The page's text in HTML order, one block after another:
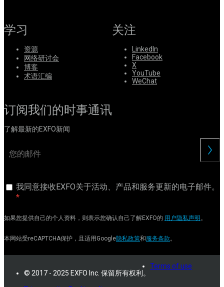
学习
资源
网络研讨会
博客
术语汇编
关注
LinkedIn
Facebook
X
YouTube
WeChat
订阅我们的时事通讯
了解最新的EXFO新闻
我同意接收EXFO关于活动、产品和服务更新的电子邮件。
如果您提供自己的个人资料，则表示您确认自己了解EXFO的 用户隐私声明 。
本网站受reCAPTCHA保护，且适用Google隐私政策和服务条款。
© 2017 - 2025 EXFO Inc. 保留所有权利。
Terms of use